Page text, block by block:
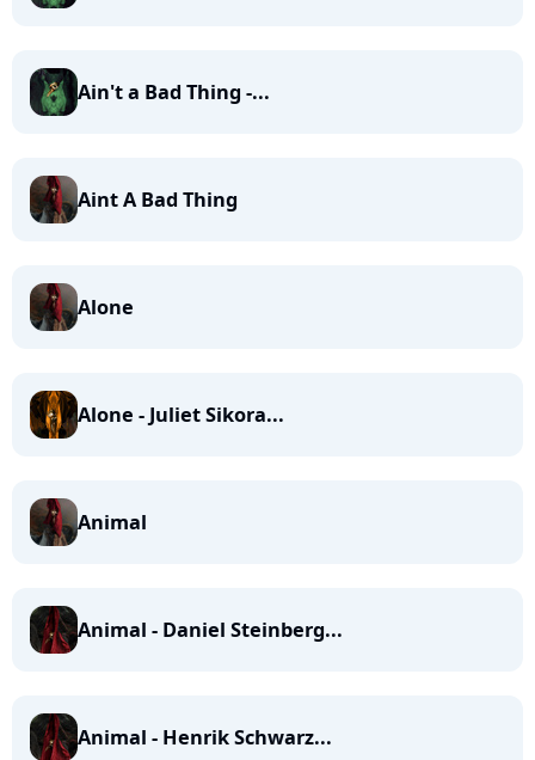
Ain't a Bad Thing -...
Aint A Bad Thing
Alone
Alone - Juliet Sikora...
Animal
Animal - Daniel Steinberg...
Animal - Henrik Schwarz...